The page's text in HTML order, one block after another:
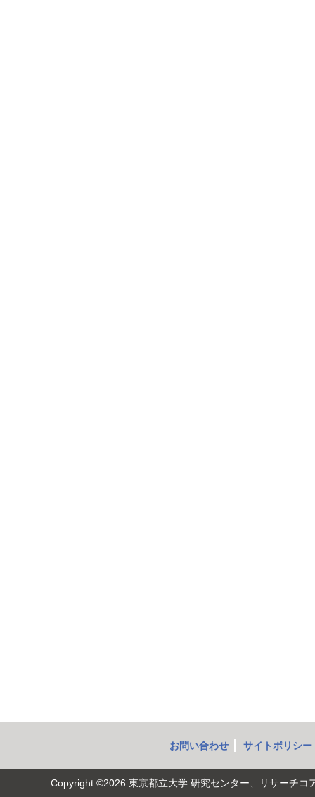
お問い合わせ サイトポリシー
Copyright ©2026 東京都立大学 研究センター、リサーチコ